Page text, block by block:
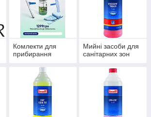
Комлекти для
прибирання
Мийні засоби для
санітарних зон